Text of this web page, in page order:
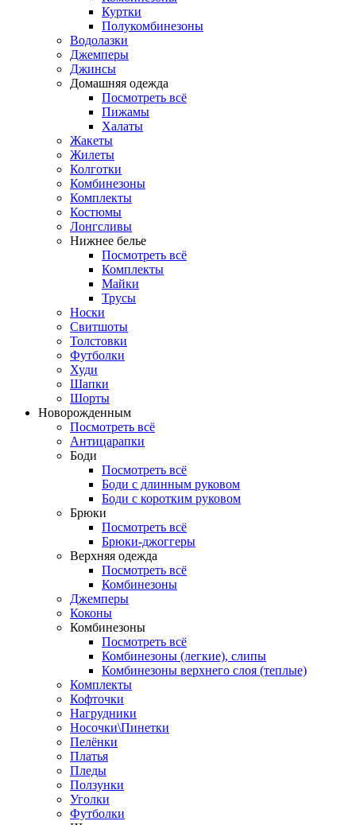
Куртки
Полукомбинезоны
Водолазки
Джемперы
Джинсы
Домашняя одежда
Посмотреть всё
Пижамы
Халаты
Жакеты
Жилеты
Колготки
Комбинезоны
Комплекты
Костюмы
Лонгсливы
Нижнее белье
Посмотреть всё
Комплекты
Майки
Трусы
Носки
Свитшоты
Толстовки
Футболки
Худи
Шапки
Шорты
Новорожденным
Посмотреть всё
Антицарапки
Боди
Посмотреть всё
Боди с длинным руковом
Боди с коротким руковом
Брюки
Посмотреть всё
Брюки-джоггеры
Верхняя одежда
Посмотреть всё
Комбинезоны
Джемперы
Коконы
Комбинезоны
Посмотреть всё
Комбинезоны (легкие), слипы
Комбинезоны верхнего слоя (теплые)
Комплекты
Кофточки
Нагрудники
Носочки\Пинетки
Пелёнки
Платья
Пледы
Ползунки
Уголки
Футболки